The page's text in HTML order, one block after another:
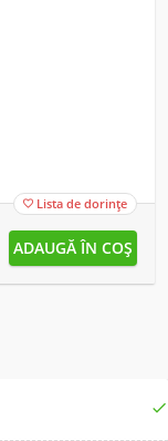
 Lista de dorințe
